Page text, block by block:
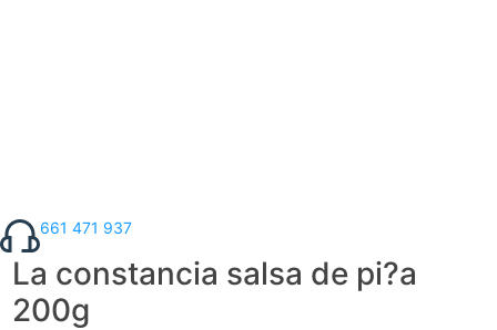
661 471 937
La constancia salsa de pi?a
200g